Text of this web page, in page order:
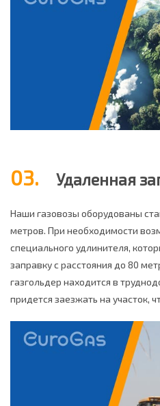
03. Удаленная
Наши газовозы оборудованы
метров. При необходимости
специального удлинителя,
заправку с расстояния до 80
газгольдер находится в
придется заезжать на участок,